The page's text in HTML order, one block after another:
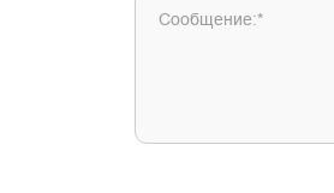
Сообщение:*